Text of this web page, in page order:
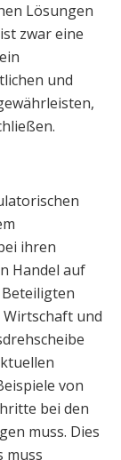
Lösungen
zwar eine
und
ihren
Handel auf
Wirtschaft und
von
bei den
muss. Dies
muss